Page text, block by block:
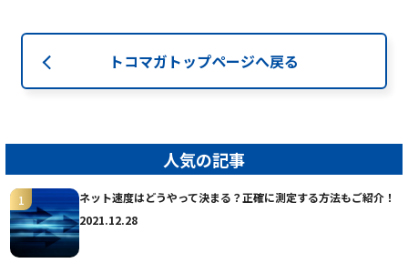
人気の記事
ネット速度はどうやって決まる？正確に測定する方法もご紹介！
2021.12.28
トコマガトップページへ戻る